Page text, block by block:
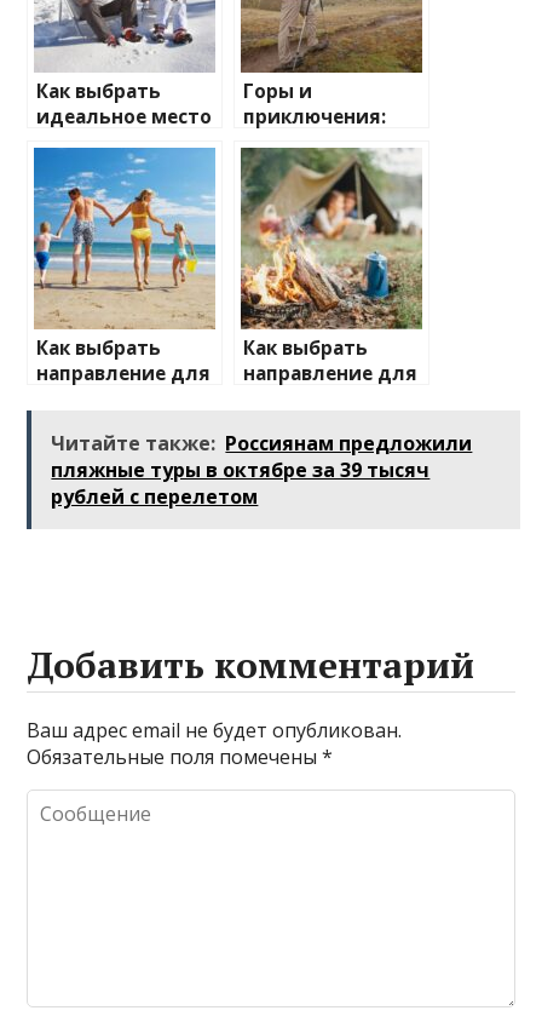
Как выбрать
идеальное место
для зимнего
отдыха
Горы и
приключения:
лучшие
направления для
активного
отдыха
Как выбрать
направление для
Как выбрать
направление для
Читайте также: Россиянам предложили
пляжные туры в октябре за 39 тысяч
рублей с перелетом
Добавить комментарий
Ваш адрес email не будет опубликован.
Обязательные поля помечены*